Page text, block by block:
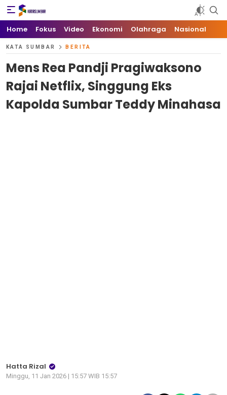
Kata Sumbar
Berita Sumbar Hari Ini
Home Fokus Video Ekonomi Olahraga Nasional
KATA SUMBAR BERITA
Mens Rea Pandji Pragiwaksono
Rajai Netflix, Singgung Eks
Kapolda Sumbar Teddy Minahasa
Hatta Rizal
Minggu, 11 Jan 2026 | 15:57 WIB 15:57